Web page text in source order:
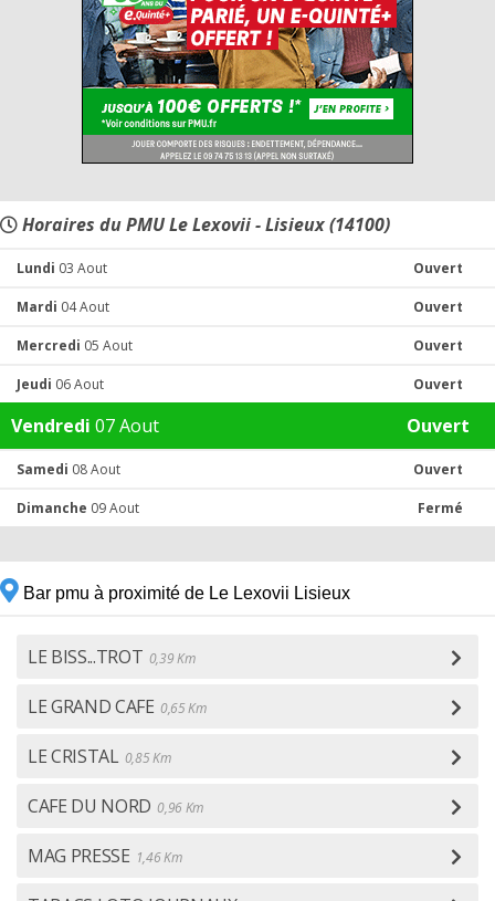
Horaires du PMU Le Lexovii - Lisieux (14100)
Lundi 03 Aout Ouvert
Mardi 04 Aout Ouvert
Mercredi 05 Aout Ouvert
Jeudi 06 Aout Ouvert
Vendredi 07 Aout Ouvert
Samedi 08 Aout Ouvert
Dimanche 09 Aout Fermé
Bar pmu à proximité de Le Lexovii Lisieux
LE BISS...TROT 0,39 Km
LE GRAND CAFE 0,65 Km
LE CRISTAL 0,85 Km
CAFE DU NORD 0,96 Km
MAG PRESSE 1,46 Km